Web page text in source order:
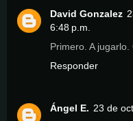
David Gonzalez
6:48 p.m.
Primero. A
Responder
Ángel E. 23 de